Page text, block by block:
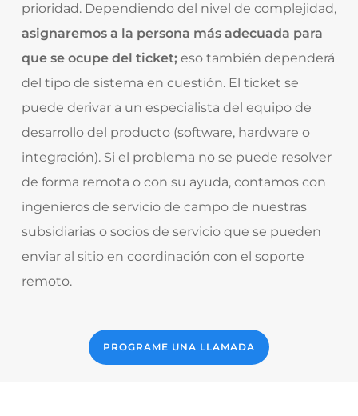
prioridad. Dependiendo del nivel de complejidad,
asignaremos a la persona más adecuada para
que se ocupe del ticket;eso también dependerá
del tipo de sistema en cuestión. El ticket se
puede derivar a un especialista del equipo de
desarrollo del producto (software, hardware o
integración). Si el problema no se puede resolver
de forma remota o con su ayuda, contamos con
ingenieros de servicio de campo de nuestras
subsidiarias o socios de servicio que se pueden
enviar al sitio en coordinación con el soporte
remoto.
PROGRAME UNA LLAMADA